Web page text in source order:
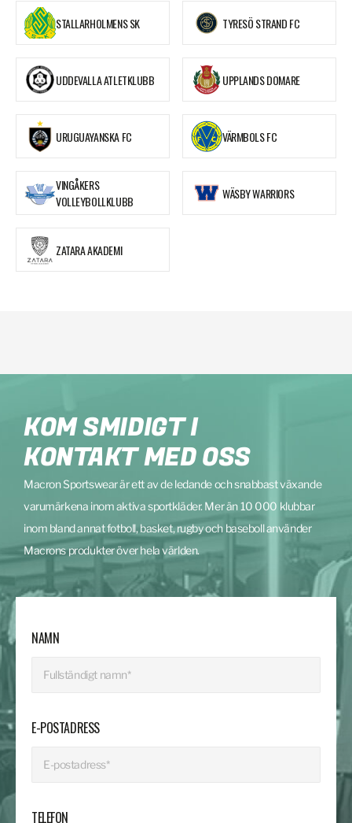
STALLARHOLMENS SK TYRESÖ STRAND FC
UDDEVALLA ATLETKLUBB UPPLANDS DOMARE
URUGUAYANSKA FC VÄRMBOLS FC
VINGÅKERS
VOLLEYBOLLKLUBB
WÄSBY WARRIORS
ZATARA AKADEMI
KOM SMIDIGT I
KONTAKT MED OSS
Macron Sportswear är ett av de ledande och snabbast växande
varumärkena inom aktiva sportkläder. Mer än 10 000 klubbar
inom bland annat fotboll, basket, rugby och baseboll använder
Macrons produkter över hela världen.
NAMN
E-POSTADRESS
TELEFON